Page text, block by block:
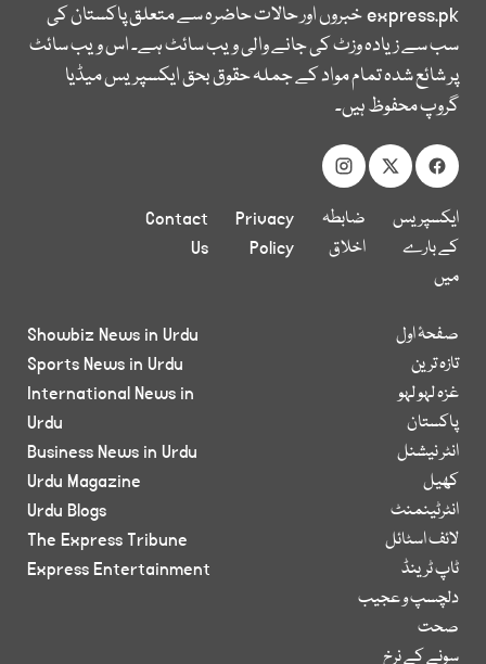
express.pkخبروں اور حالات حاضرہ سے متعلق پاکستان کی
سب سے زیادہ وزٹ کی جانے والی ویب سائٹ ہے۔ اس ویب سائٹ
پر شائع شدہ تمام مواد کے جملہ حقوق بحق ایکسپریس میڈیا
گروپ محفوظ ہیں۔
ایکسپریس
کے بارے
میں
ضابطہ
اخلاق
Privacy
Policy
Contact
Us
صفحۂ اول
تازہ ترین
غزہ لہو لہو
پاکستان
انٹر نیشنل
کھیل
انٹرٹینمنٹ
لائف اسٹائل
ٹاپ ٹرینڈ
دلچسپ و عجیب
صحت
سونے کے نرخ
Showbiz News in Urdu
Sports News in Urdu
International News in
Urdu
Business News in Urdu
Urdu Magazine
Urdu Blogs
The Express Tribune
Express Entertainment